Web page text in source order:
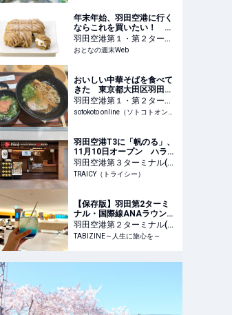
年末年始、羽田空港に行く
ならこれを買いたい！ 第
1・第2ターミナルのおすす
め手土産5選
羽田空港第１・第２ターミ
ナル(京急)駅 東京都大田区
おとなの週末Web
おいしい中華そばを食べて
きた 東京都大田区羽田空
港編 | sotokoto online（ソ
トコトオンライン）
羽田空港第１・第２ターミ
ナル(京急)駅 東京都大田区 sotokoto online（ソトコトオンライン）
羽田空港T3に「帆のる」、
11月10日オープン ハラ
ル・ヴィーガンに対応 -
TRAICY（トライシー）
羽田空港第３ターミナル(モ
ノレール) 駅 東京都大田区
TRAICY（トライシー）
【保存版】羽田第2ターミ
ナル・国際線ANAラウンジ
完全攻略！ライブキッチン
とバー体験 | TABIZINE～人
生に旅心を～
羽田空港第２ターミナル(モ
ノレール)駅 東京都大田区
TABIZINE～人生に旅心を～